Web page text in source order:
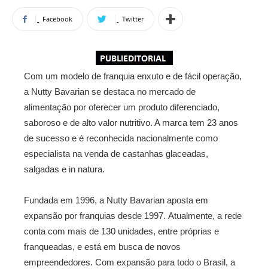
Facebook Twitter
Com um modelo de franquia enxuto e de fácil operação,
a Nutty Bavarian se destaca no mercado de
alimentação por oferecer um produto diferenciado,
saboroso e de alto valor nutritivo. A marca tem 23 anos
de sucesso e é reconhecida nacionalmente como
especialista na venda de castanhas glaceadas,
salgadas e in natura.
Fundada em 1996, a Nutty Bavarian aposta em
expansão por franquias desde 1997. Atualmente, a rede
conta com mais de 130 unidades, entre próprias e
franqueadas, e está em busca de novos
empreendedores. Com expansão para todo o Brasil, a